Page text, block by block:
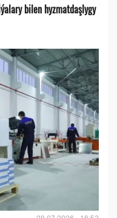
bilen hyzmatdaşlygy